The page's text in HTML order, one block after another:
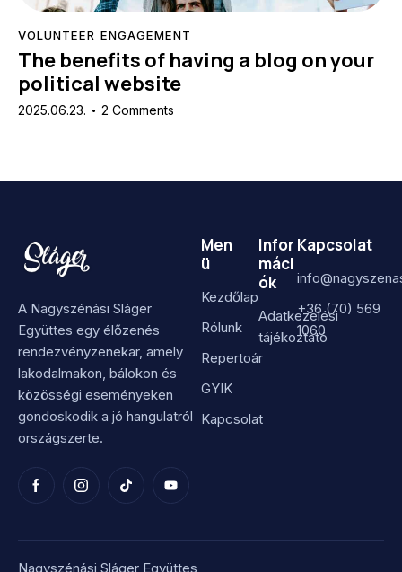
VOLUNTEER ENGAGEMENT
The benefits of having a blog on your
political website
2025.06.23. 2 Comments
A Nagyszénási Sláger
Együttes egy élőzenés
rendezvényzenekar, amely
lakodalmakon, bálokon és
közösségi eseményeken
gondoskodik a jó hangulatról
országszerte.
Men
ü
Kezdőlap
Rólunk
Repertoár
GYIK
Kapcsolat
Infor
máci
ók
Adatkezelési
tájékoztató
Kapcsolat
+36 (70) 569
1060
Nagyszénási Sláger Együttes